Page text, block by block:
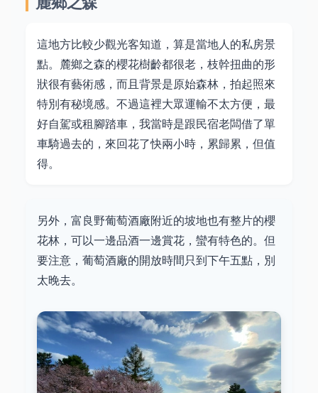
這地方比較少觀光客知道，算是當地人的私房景
點。麓鄉之森的櫻花樹齡都很老，枝幹扭曲的形
狀很有藝術感，而且背景是原始森林，拍起照來
特別有秘境感。不過這裡大眾運輸不太方便，最
好自駕或租腳踏車，我當時是跟民宿老闆借了單
車騎過去的，來回花了快兩小時，累歸累，但值
得。
另外，富良野葡萄酒廠附近的坡地也有整片的櫻
花林，可以一邊品酒一邊賞花，蠻有特色的。但
要注意，葡萄酒廠的開放時間只到下午五點，別
太晚去。